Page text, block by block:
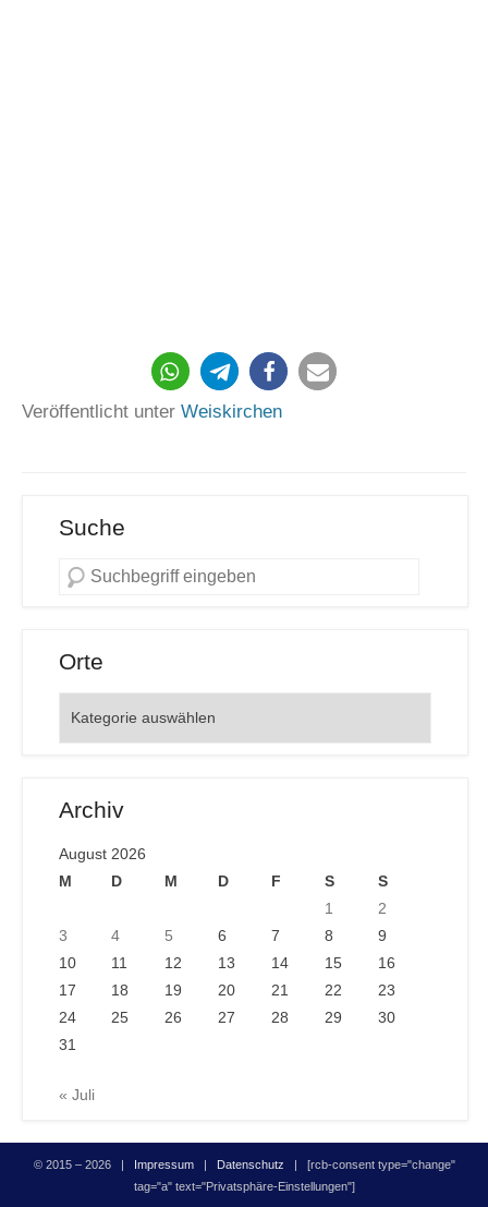
197
Veröffentlicht unter Weiskirchen
Suche
Orte
Archiv
August 2026
M
D M D F S
S
1
2
3
4 5 6 7 8
9
10
11 12 13 14 15
16
17
18 19 20 21 22
23
24
25 26 27 28 29
30
31
« Juli
© 2015 – 2026 | Impressum| Datenschutz | [rcb-consent type="change"
tag="a" text="Privatsphäre-Einstellungen"]